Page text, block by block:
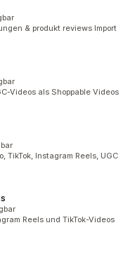
& produkt reviews Import
Videos als Shoppable Videos
TikTok, Instagram Reels, UGC
Reels und TikTok-Videos